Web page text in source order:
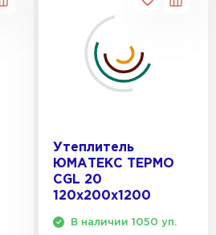
Утеплитель
ЮМАТЕКС ТЕРМО
CGL 20
120х200х1200
В наличии 1050 уп.